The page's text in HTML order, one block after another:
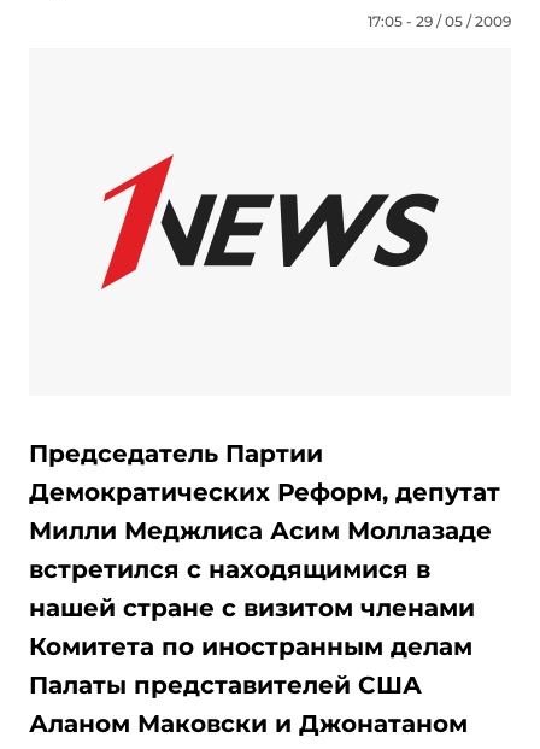
17:05 - 29 / 05 / 2009
Председатель Партии
Демократических Реформ, депутат
Милли Меджлиса Асим Моллазаде
встретился с находящимися в
нашей стране с визитом членами
Комитета по иностранным делам
Палаты представителей США
Аланом Маковски и Джонатаном